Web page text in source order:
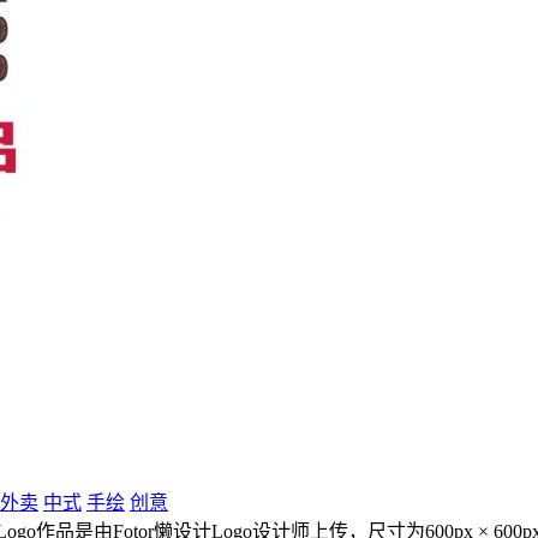
外卖 中式 手绘 创意
作品是由Fotor懒设计Logo设计师上传，尺寸为600px ×